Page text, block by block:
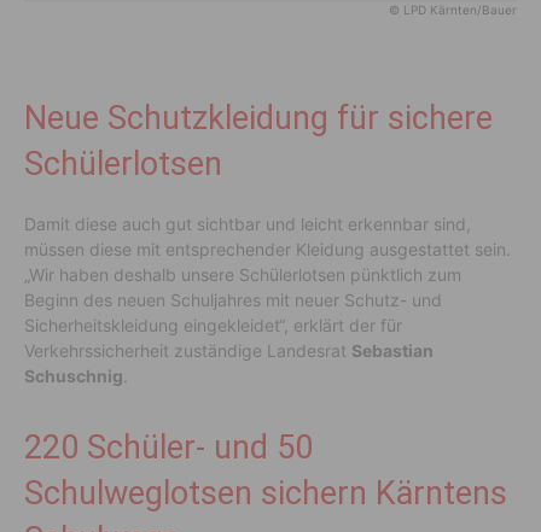
© LPD Kärnten/Bauer
Neue Schutzkleidung für sichere
Schülerlotsen
Damit diese auch gut sichtbar und leicht erkennbar sind,
müssen diese mit entsprechender Kleidung ausgestattet sein.
„Wir haben deshalb unsere Schülerlotsen pünktlich zum
Beginn des neuen Schuljahres mit neuer Schutz- und
Sicherheitskleidung eingekleidet“, erklärt der für
Verkehrssicherheit zuständige Landesrat Sebastian
Schuschnig
220 Schüler- und 50
Schulweglotsen sichern Kärntens